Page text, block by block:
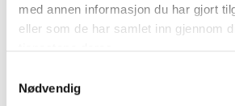
med annen informasjon du har gjort
eller som de har samlet inn gjennom
Nødvendig
har vi i vårt lokalsamfunn som
byggeprosjektet?
deltakelse i kommunale
bedriftsutvikling.